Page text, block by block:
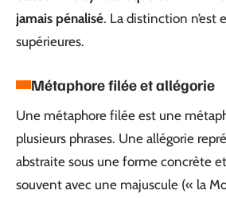
jamais pénalisé. La distinction n’est
supérieures.
Métaphore filée et allégorie
Une métaphore filée est une
plusieurs phrases. Une allégorie
abstraite sous une forme concrète
souvent avec une majuscule (« la